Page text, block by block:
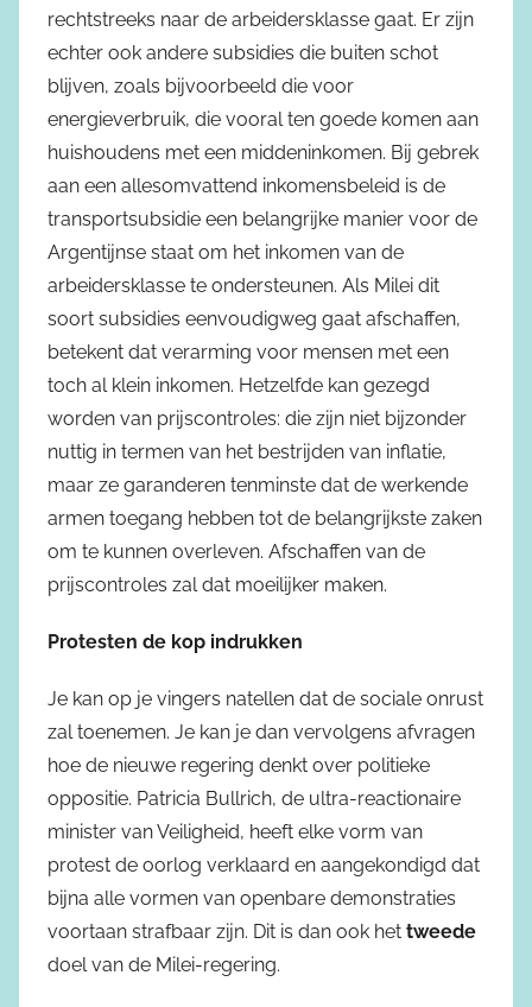
rechtstreeks naar de arbeidersklasse gaat. Er zijn
echter ook andere subsidies die buiten schot
blijven, zoals bijvoorbeeld die voor
energieverbruik, die vooral ten goede komen aan
huishoudens met een middeninkomen. Bij gebrek
aan een allesomvattend inkomensbeleid is de
transportsubsidie een belangrijke manier voor de
Argentijnse staat om het inkomen van de
arbeidersklasse te ondersteunen. Als Milei dit
soort subsidies eenvoudigweg gaat afschaffen,
betekent dat verarming voor mensen met een
toch al klein inkomen. Hetzelfde kan gezegd
worden van prijscontroles: die zijn niet bijzonder
nuttig in termen van het bestrijden van inflatie,
maar ze garanderen tenminste dat de werkende
armen toegang hebben tot de belangrijkste zaken
om te kunnen overleven. Afschaffen van de
prijscontroles zal dat moeilijker maken.
Protesten de kop indrukken
Je kan op je vingers natellen dat de sociale onrust
zal toenemen. Je kan je dan vervolgens afvragen
hoe de nieuwe regering denkt over politieke
oppositie. Patricia Bullrich, de ultra-reactionaire
minister van Veiligheid, heeft elke vorm van
protest de oorlog verklaard en aangekondigd dat
bijna alle vormen van openbare demonstraties
voortaan strafbaar zijn. Dit is dan ook het tweede
doel van de Milei-regering.